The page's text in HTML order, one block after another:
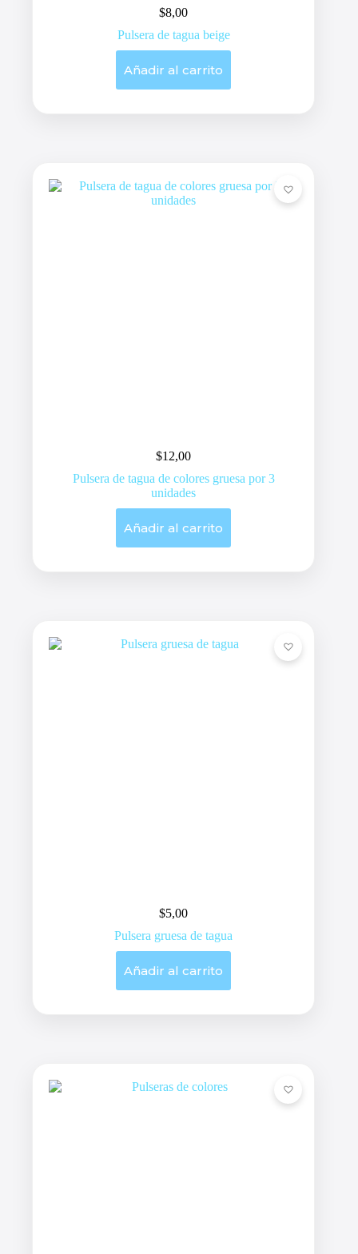
$8,00
Pulsera de tagua beige
Añadir al carrito
$12,00
Pulsera de tagua de colores gruesa por 3
unidades
Añadir al carrito
$5,00
Pulsera gruesa de tagua
Añadir al carrito